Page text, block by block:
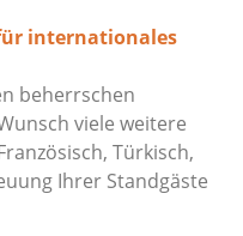
internationales
beherrschen
viele weitere
Türkisch,
Ihrer Standgäste